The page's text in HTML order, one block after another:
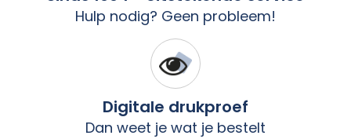
Hulp nodig? Geen probleem!
Digitale drukproef
Dan weet je wat je bestelt